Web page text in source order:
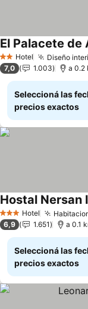
2 Estrellas
Hotel Diseño
El Palacete de
7,0 1.003 a 0.2
Seleccioná las
precios exactos
3 Estrellas
Hotel
Hostal Nersan
6,9 1.651 a 0.1
Seleccioná las
precios exactos